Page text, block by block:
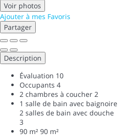
Voir photos
Ajouter à mes Favoris
Partager
Description
Évaluation 10
Occupants 4
2 chambres à coucher 2
1 salle de bain avec baignoire
2 salles de bain avec douche
3
90 m² 90 m²